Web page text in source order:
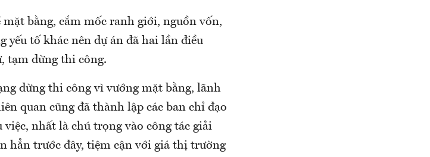
bằng, cắm mốc ranh giới, nguồn vốn,
yếu tố khác nên dự án đã hai lần điều
tạm dừng thi công.
dừng thi công vì vướng mặt bằng, lãnh
quan cũng đã thành lập các ban chỉ đạo
nhất là chú trọng vào công tác giải
hẳn trước đây, tiệm cận với giá thị trường